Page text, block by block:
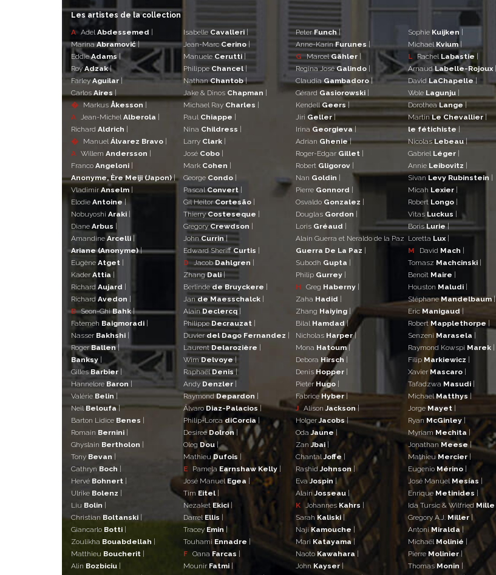
Les artistes de la collection
A AdelAbdessemed
MarinaAbramović|
EddieAdams|
RoyAdzak|
FarleyAguilar
Carlos Aires
�
Markus Åkesson
A Jean-MichelAlberola
Richard Aldrich
�
ManuelÁlvarez Bravo
A Willem Andersson
Franco Angeloni
Anonyme, Ère Meiji (Japon)|
Vladimir Anselm
Elodie Antoine|
Nobuyoshi Araki
Diane Arbus
Amandine Arcelli
Ariane (Anonyme)|
Eugène Atget
Kader Attia
Richard Aujard
Richard Avedon
B Seon-GhiBahk|
Fatemeh Baigmoradi
Nasser Bakhshi
RogerBallen|
Banksy
GillesBarbier
Hannelore Baron
Valérie Belin
Neïl Beloufa|
Barton Lidice Benes
Romain Bernini
Ghyslain Bertholon
Tony Bevan
Cathryn Boch
Hervé Bohnert
Ulrike Bolenz
Liu Bolin
ChristianBoltanski
Giancarlo Botti
Zoulikha Bouabdellah
Matthieu Boucherit
Alin Bozbiciu
Isabelle Cavalleri
Jean-Marc Cerino
Manuele Cerutti
Philippe Chancel
NathanChantob|
Jake & Dinos Chapman
Michael Ray Charles
Paul Chiappe
Nina Childress
Larry Clark
José Cobo
Mark Cohen
George Condo
PascalConvert
Gil HeitorCortesão
ThierryCosteseque
GregoryCrewdson
JohnCurrin|
Edward SheriffCurtis
D JacobDahlgren
ZhangDali|
Berlindede Bruyckere
Jande Maesschalck
AlainDeclercq|
PhilippeDecrauzat
Duvierdel Dago Fernandez
LaurentDelarozière
WimDelvoye|
RaphaëlDenis|
Andy Denzler
RaymondDepardon
ÁlvaroDiaz-Palacios
Philip-LorcadiCorcia
Desiree Dolron
Oleg Dou
MathieuDufois
E
Pamela Earnshaw Kelly
José Manuel Egea
Tim Eitel
Nezaket Ekici
DarrelEllis
Tracey Emin
Touhami Ennadre
F Oana Farcas
Mounir Fatmi
PeterFunch|
Anne-KarinFurunes
G MarcelGähler
Regina JoséGalindo
Claudia Gambadoro|
Gérard Gasiorowski
KendellGeers|
Jiri Geller|
Irina Georgieva|
Adrian Ghenie|
Roger-Edgar Gillet
Robert Gligorov
Nan Goldin
Pierre Gonnord
Osvaldo Gonzalez
Douglas Gordon
Loris Gréaud
Alain Guerra et Neraldo de la Paz
Guerra De La Paz
Subodh Gupta
Philip Gurrey
H
Greg Haberny
Zaha Hadid
Zhang Haiying
Bilal Hamdad|
Nicholas Harper|
Mona Hatoum|
Debora Hirsch
Denis Hopper
Pieter Hugo
Fabrice Hyber|
J AlisonJackson|
HolgerJacobs|
OdaJaune
ZanJbai |
ChantalJoffe
RashidJohnson|
EvaJospin |
AlainJosseau
K Johannes Kahrs
Sarah Kaliski
Naji Kamouche
Mari Katayama|
Naoto Kawahara
John Kayser
Sophie Kuijken
Michael Kvium|
L
Rachel Labastie
ArnaudLabelle-Rojoux
DavidLaChapelle|
Wole Lagunju
DorotheaLange |
MartinLe Chevallier|
le fétichiste
NicolasLebeau|
Gabriel Léger
Annie Leibovitz
Sivan Levy Rubinstein
Micah Lexier
Robert Longo
Vitas Luckus
BorisLurie|
Loretta Lux
M
David Mach
Tomasz Machcinski
Benoît Maire
Houston Maludi
StéphaneMandelbaum|
Eric Manigaud
RobertMapplethorpe
Senzeni Marasela
Raymond Kowspi Marek
Filip Markiewicz
Xavier Mascaro
Tafadzwa Masudi
MichaelMatthys|
Jorge Mayet
Ryan McGinley
Myriam Mechita
Jonathan Meese|
Mathieu Mercier
Eugenio Mérino
José Manuel Mesías
Enrique Metinides
Ida Tursic & WilfriedMille
Gregory A.J. Miller|
AntoniMiralda
Michaël Molinié
Pierre Molinier|
Thomas Monin